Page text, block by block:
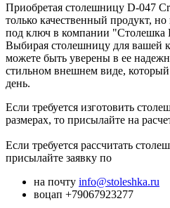
Приобретая столешницу D-047
только качественный продукт, но
под ключ в компании "Столешка
Выбирая столешницу для вашей
можете быть уверены в ее
стильном внешнем виде, который
день.
Если требуется изготовить
размерах, то присылайте на
Если требуется рассчитать
присылайте заявку по
на почту info@stoleshka.ru
воцап +79067923277